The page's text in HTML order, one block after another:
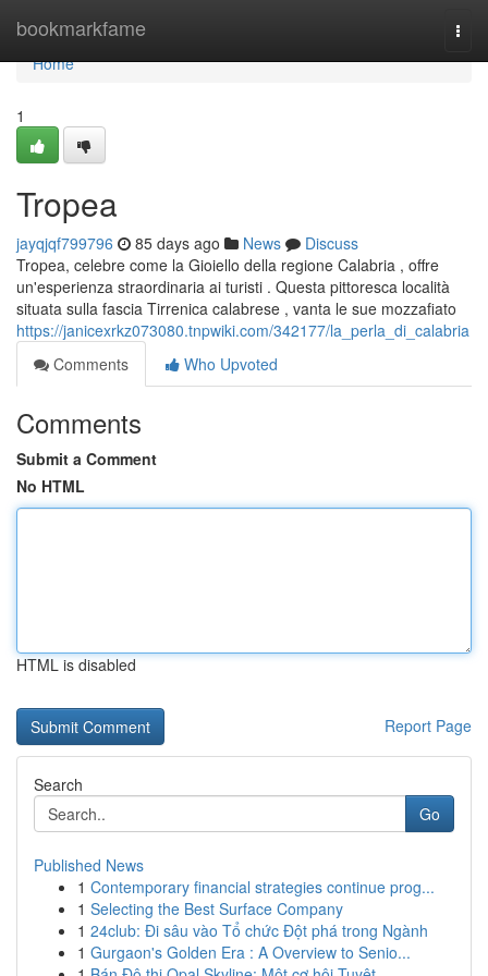
bookmarkfame
Home
Home
1
Tropea
jayqjqf799796 85 days ago News
Discuss
Tropea, celebre come la Gioiello della regione Calabria , offre
un'esperienza straordinaria ai turisti . Questa pittoresca località
situata sulla fascia Tirrenica calabrese , vanta le sue mozzafiato
https://janicexrkz073080.tnpwiki.com/342177/la_perla_di_calabria
Comments
Who Upvoted
Comments
Submit a Comment
No HTML
HTML is disabled
Report Page
Search
Go
Published News
1 Contemporary financial strategies continue prog...
1 Selecting the Best Surface Company
1 24club: Đi sâu vào Tổ chức Đột phá trong Ngành
1 Gurgaon's Golden Era : A Overview to Senio...